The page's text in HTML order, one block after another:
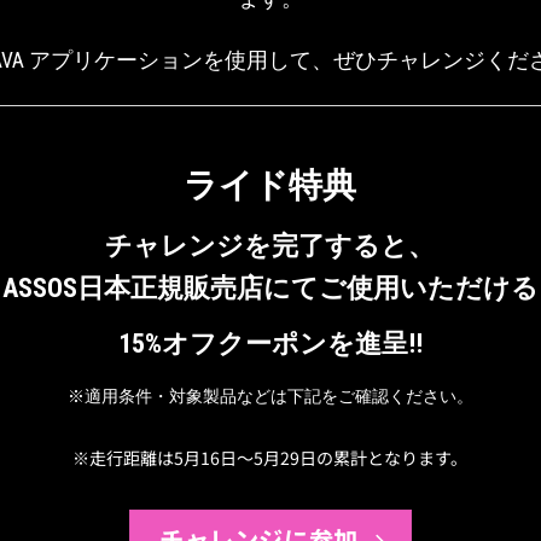
アプリケーションを使用して、ぜひチャレンジくだ
ライド特典
チャレンジを完了すると、
ASSOS日本正規販売店にてご使用いただける
15%オフクーポンを進呈!!
※適用条件・対象製品などは下記をご確認ください。
※走行距離は5月16日～5月29日の累計となります。